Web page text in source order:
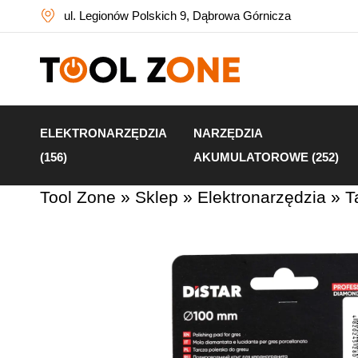
ul. Legionów Polskich 9, Dąbrowa Górnicza
ELEKTRONARZĘDZIA
(156)
NARZĘDZIA
AKUMULATOROWE (252)
Tool Zone » Sklep » Elektronarzędzia »